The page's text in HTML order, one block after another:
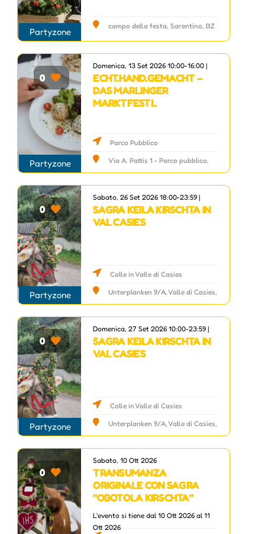
Partyzone
campo della festa, Sarentino, BZ
0
Partyzone
Domenica, 13 Set 2026 10:00-16:00 |
ECHT.HAND.GEMACHT –
DAS MARLINGER
MARKTFESTL
Parco Pubblico
Via A. Pattis 1 - Parco pubblico,
Marlengo, BZ
0
Partyzone
Sabato, 26 Set 2026 18:00-23:59 |
SAGRA KEILA KIRSCHTA IN
VAL CASIES
Colle in Valle di Casies
Unterplanken 9/A, Valle di Casies,
BZ
0
Partyzone
Domenica, 27 Set 2026 10:00-23:59 |
SAGRA KEILA KIRSCHTA IN
VAL CASIES
Colle in Valle di Casies
Unterplanken 9/A, Valle di Casies,
BZ
0
Sabato, 10 Ott 2026
TRANSUMANZA
ORIGINALE CON SAGRA
"OBOTOLA KIRSCHTA"
L'evento si tiene dal 10 Ott 2026 al 11
Ott 2026